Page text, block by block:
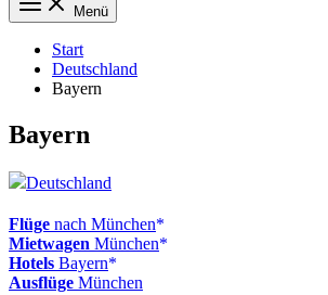
Menü
Start
Deutschland
Bayern
Bayern
Deutschland
Flüge nach München
Mietwagen München
Hotels Bayern
Ausflüge München